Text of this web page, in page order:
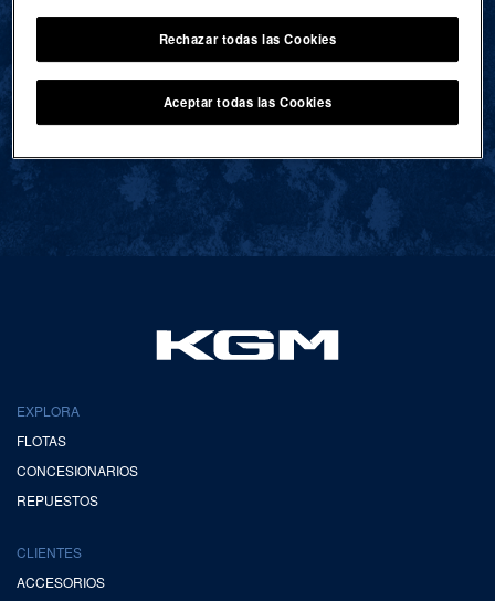
VOLVER AL INICIO
EXPLORA
FLOTAS
CONCESIONARIOS
REPUESTOS
CLIENTES
ACCESORIOS
Rechazar todas las Cookies
Aceptar todas las Cookies